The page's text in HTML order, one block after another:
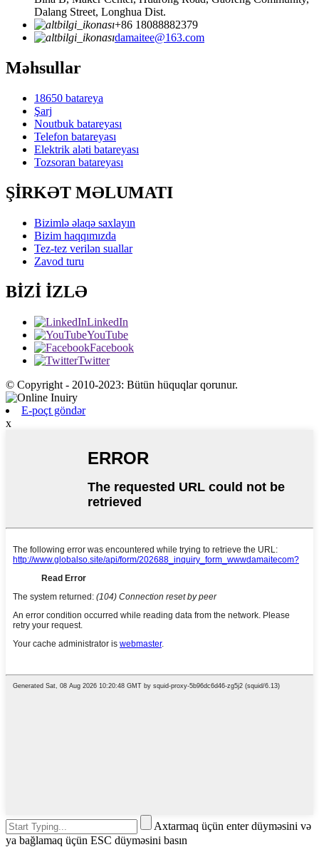
Dalang Street, Longhua Dist.
+86 18088882379
damaitee@163.com
Məhsullar
18650 batareya
Şarj
Noutbuk batareyası
Telefon batareyası
Elektrik aləti batareyası
Tozsoran batareyası
ŞİRKƏT MƏLUMATI
Bizimlə əlaqə saxlayın
Bizim haqqımızda
Tez-tez verilən suallar
Zavod turu
BİZİ İZLƏ
LinkedIn
YouTube
Facebook
Twitter
© Copyright - 2010-2023: Bütün hüquqlar qorunur.
E-poçt göndər
x
Axtarmaq üçün enter düyməsini və
ya bağlamaq üçün ESC düyməsini basın